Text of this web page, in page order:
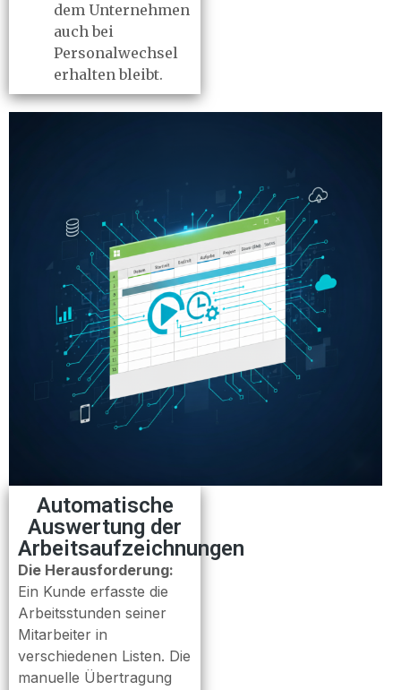
dem Unternehmen
auch bei
Personalwechsel
erhalten bleibt.
Automatische
Auswertung der
Arbeitsaufzeichnungen
Die Herausforderung:
Ein Kunde erfasste die
Arbeitsstunden seiner
Mitarbeiter in
verschiedenen Listen. Die
manuelle Übertragung